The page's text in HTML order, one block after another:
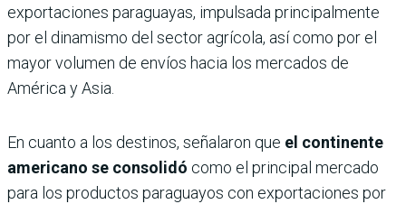
exportaciones paraguayas, impulsada principalmente
por el dinamismo del sector agrícola, así como por el
mayor volumen de envíos hacia los mercados de
América y Asia.
En cuanto a los destinos, señalaron que el continente
americano se consolidó como el principal mercado
para los productos paraguayos con exportaciones por